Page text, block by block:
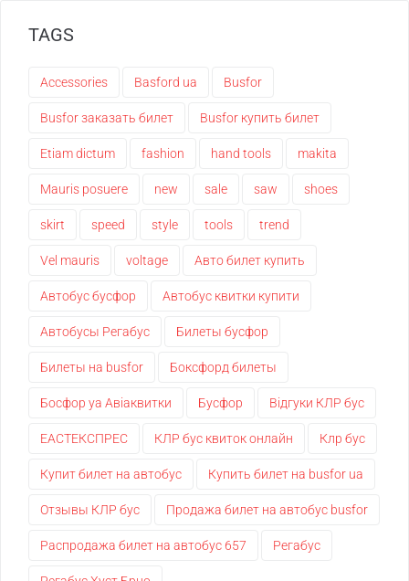
TAGS
Accessories Basford ua Busfor
Busfor заказать билет Busfor купить билет
Etiam dictum fashion hand tools makita
Mauris posuere new sale saw shoes
skirt speed style tools trend
Vel mauris voltage Авто билет купить
Автобус бусфор Автобус квитки купити
Автобусы Регабус Билеты бусфор
Билеты на busfor Боксфорд билеты
Босфор уа Авіаквитки Бусфор Відгуки КЛР бус
ЕАСТЕКСПРЕС КЛР бус квиток онлайн Клр бус
Купит билет на автобус Купить билет на busfor ua
Отзывы КЛР бус Продажа билет на автобус busfor
Распродажа билет на автобус 657 Регабус